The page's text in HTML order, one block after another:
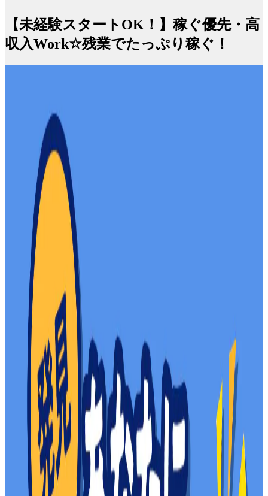
【未経験スタートOK！】稼ぐ優先・高
収入Work☆残業でたっぷり稼ぐ！